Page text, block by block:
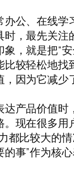
公、在线
，最先关
，就是把“
较轻松地
因为它减少
产品价值时
现在很多用
都比较大的
事”作为核